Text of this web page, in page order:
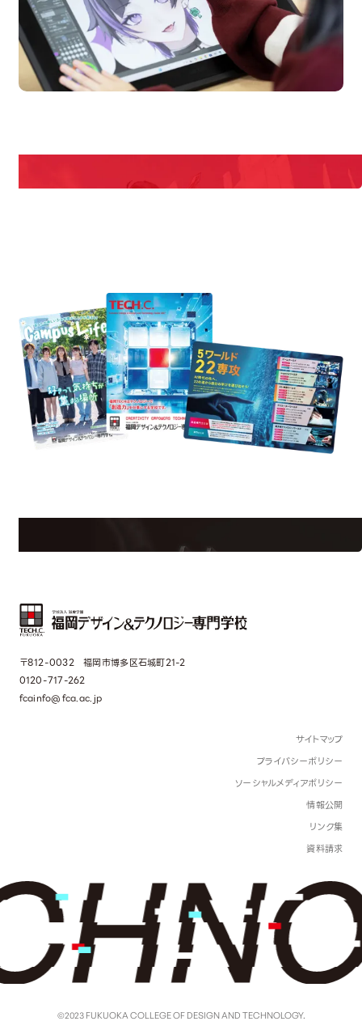
Campus Open
Information
〒812-0032 福岡市博多区石城町21-2
0120-717-262
fcainfo@fca.ac.jp
サイトマップ
プライバシーポリシー
ソーシャルメディアポリシー
情報公開
リンク集
資料請求
©2023 FUKUOKA COLLEGE OF DESIGN AND TECHNOLOGY.